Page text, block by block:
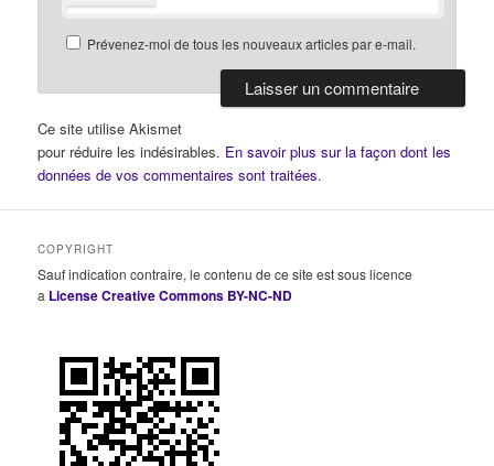
Prévenez-moi de tous les nouveaux articles par e-mail.
Ce site utilise Akismet
pour réduire les indésirables. En savoir plus sur la façon dont les
données de vos commentaires sont traitées.
COPYRIGHT
Sauf indication contraire, le contenu de ce site est sous licence
a License Creative Commons BY-NC-ND